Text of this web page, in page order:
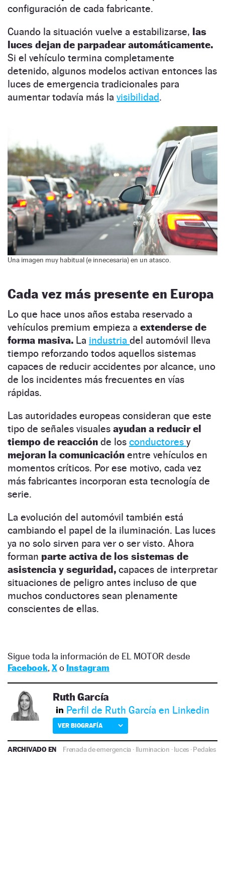
configuración de cada fabricante.
Cuando la situación vuelve a estabilizarse, las
luces dejan de parpadear automáticamente.
Si el vehículo termina completamente
detenido, algunos modelos activan entonces las
luces de emergencia tradicionales para
aumentar todavía más la visibilidad.
Una imagen muy habitual (e innecesaria) en un atasco.
Cada vez más presente en Europa
Lo que hace unos años estaba reservado a
vehículos premium empieza a extenderse de
forma masiva. La industria del automóvil lleva
tiempo reforzando todos aquellos sistemas
capaces de reducir accidentes por alcance, uno
de los incidentes más frecuentes en vías
rápidas.
Las autoridades europeas consideran que este
tipo de señales visuales ayudan a reducir el
tiempo de reacción de los conductores y
mejoran la comunicación entre vehículos en
momentos críticos. Por ese motivo, cada vez
más fabricantes incorporan esta tecnología de
serie.
La evolución del automóvil también está
cambiando el papel de la iluminación. Las luces
ya no solo sirven para ver o ser visto. Ahora
forman parte activa de los sistemas de
asistencia y seguridad, capaces de interpretar
situaciones de peligro antes incluso de que
muchos conductores sean plenamente
conscientes de ellas.
Sigue toda la información de EL MOTOR desde
Facebook, Xo Instagram
Ruth García
Perfil de Ruth García en Linkedin
VER BIOGRAFÍA
ARCHIVADO EN Frenada de emergencia · Iluminacion ·luces ·Pedales